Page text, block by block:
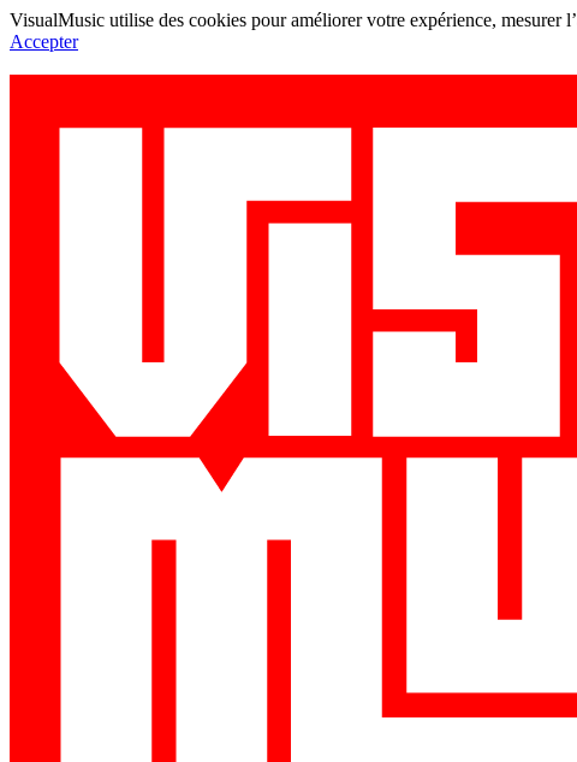
VisualMusic utilise des cookies pour améliorer votre expérience, mesurer
Accepter